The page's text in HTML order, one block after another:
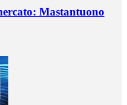
Mastantuono